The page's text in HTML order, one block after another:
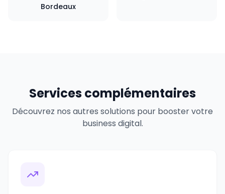
Bordeaux
Services complémentaires
Découvrez nos autres solutions pour booster votre
business digital.